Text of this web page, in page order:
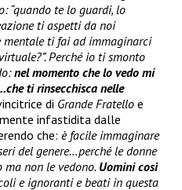
“quando te lo guardi, lo
ti aspetti da noi
ti fai ad immaginarci
Perché io ti smonto
nel momento che lo vedo mi
ti rinsecchisca nelle
di Grande Fratello e
infastidita dalle
che: è facile immaginare
del genere…perché le donne
non le vedono. Uomini così
e ignoranti e beati in questa